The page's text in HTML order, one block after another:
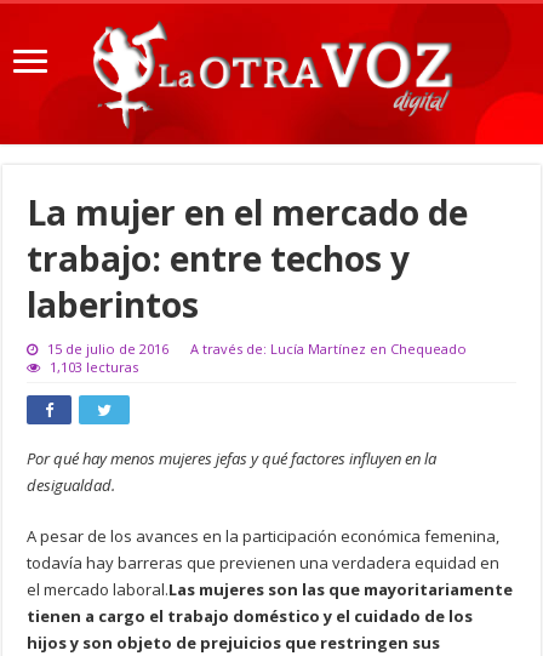
La mujer en el mercado de
trabajo: entre techos y
laberintos
15 de julio de 2016
A través de: Lucía Martínez en Chequeado
1,103 lecturas
Por qué hay menos mujeres jefas y qué factores influyen en la
desigualdad.
A pesar de los avances en la participación económica femenina,
todavía hay barreras que previenen una verdadera equidad en
el mercado laboral.Las mujeres son las que mayoritariamente
tienen a cargo el trabajo doméstico y el cuidado de los
hijos y son objeto de prejuicios que restringen sus